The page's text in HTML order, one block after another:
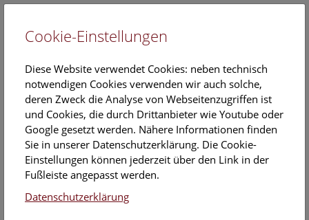
EN
Open Deck: Dinosaurier
Montag, 08. Dezember 2025, 11:45 Uhr – 15:15 Uhr |
Cookie-Einstellungen
Diese Website verwendet Cookies: neben technisch
notwendigen Cookies verwenden wir auch solche,
deren Zweck die Analyse von Webseitenzugriffen ist
und Cookies, die durch Drittanbieter wie Youtube oder
Google gesetzt werden. Nähere Informationen finden
Sie in unserer Datenschutzerklärung. Die Cookie-
Einstellungen können jederzeit über den Link in der
Fußleiste angepasst werden.
Datenschutzerklärung